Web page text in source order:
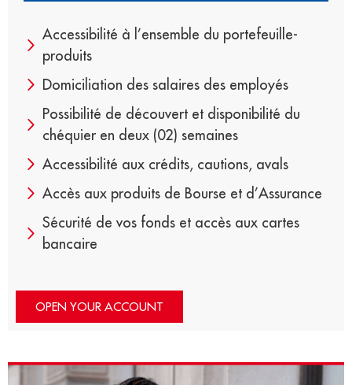
Accessibilité à l’ensemble du portefeuille-
produits
Domiciliation des salaires des employés
Possibilité de découvert et disponibilité du
chéquier en deux (02) semaines
Accessibilité aux crédits, cautions, avals
Accès aux produits de Bourse et d’Assurance
Sécurité de vos fonds et accès aux cartes
bancaire
OPEN YOUR ACCOUNT